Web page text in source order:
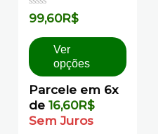
Avaliação
0
5
99,60R$
Ver
opções
Parcele em 6x
de16,60R$
Sem Juros